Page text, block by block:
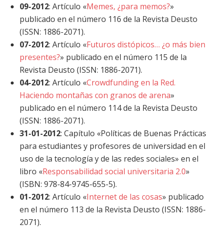
09-2012: Artículo «Memes, ¿para memos?»
publicado en el número 116 de la Revista Deusto
(ISSN: 1886-2071).
07-2012: Artículo «Futuros distópicos… ¿o más bien
presentes?» publicado en el número 115 de la
Revista Deusto (ISSN: 1886-2071).
04-2012: Artículo «Crowdfunding en la Red.
Haciendo montañas con granos de arena»
publicado en el número 114 de la Revista Deusto
(ISSN: 1886-2071).
31-01-2012: Capítulo «Políticas de Buenas Prácticas
para estudiantes y profesores de universidad en el
uso de la tecnología y de las redes sociales» en el
libro «Responsabilidad social universitaria 2.0»
(ISBN: 978-84-9745-655-5).
01-2012: Artículo «Internet de las cosas» publicado
en el número 113 de la Revista Deusto (ISSN: 1886-
2071).